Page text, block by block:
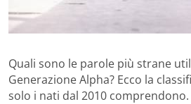
Quali sono le parole più strane
Generazione Alpha? Ecco la
solo i nati dal 2010 comprendono.